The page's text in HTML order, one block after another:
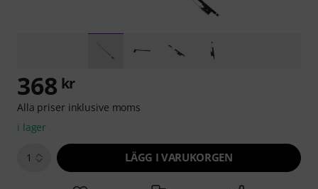
368 kr
Alla priser inklusive moms
i lager
1 LÄGG I VARUKORGEN